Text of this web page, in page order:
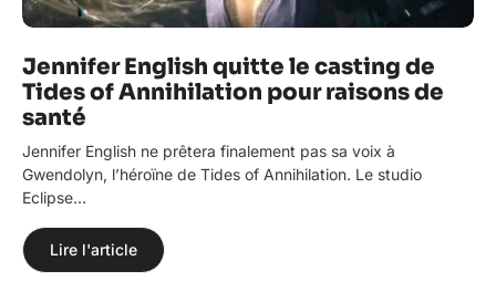
Jennifer English quitte le casting de
Tides of Annihilation pour raisons de
santé
Jennifer English ne prêtera finalement pas sa voix à
Gwendolyn, l’héroïne de Tides of Annihilation. Le studio
Eclipse…
Lire l'article